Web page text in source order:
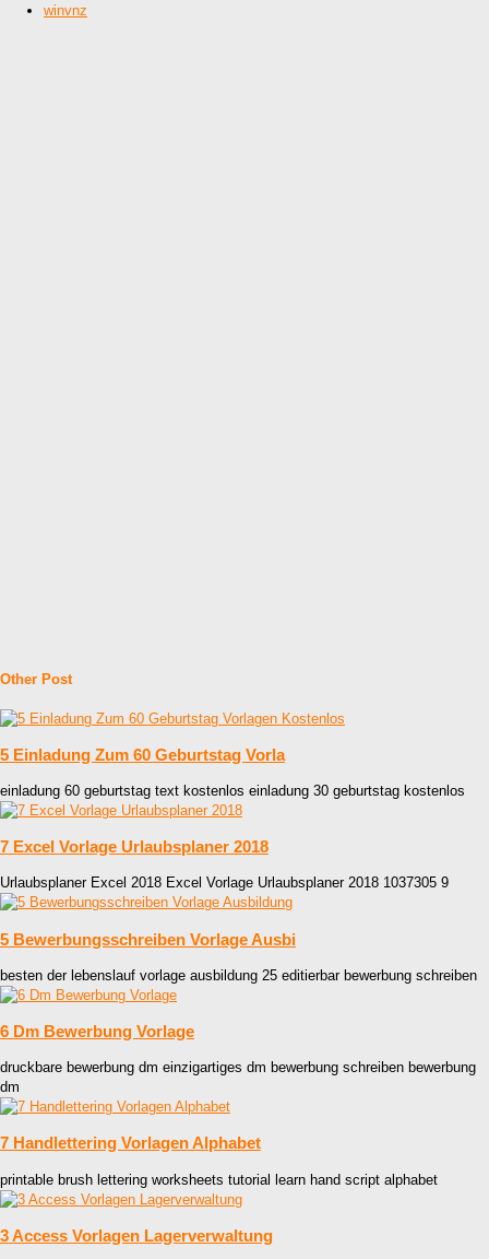
winvnz
Other Post
5 Einladung Zum 60 Geburtstag Vorla
einladung 60 geburtstag text kostenlos einladung 30 geburtstag kostenlos
7 Excel Vorlage Urlaubsplaner 2018
Urlaubsplaner Excel 2018 Excel Vorlage Urlaubsplaner 2018 1037305 9
5 Bewerbungsschreiben Vorlage Ausbi
besten der lebenslauf vorlage ausbildung 25 editierbar bewerbung schreiben
6 Dm Bewerbung Vorlage
druckbare bewerbung dm einzigartiges dm bewerbung schreiben bewerbung
dm
7 Handlettering Vorlagen Alphabet
printable brush lettering worksheets tutorial learn hand script alphabet
3 Access Vorlagen Lagerverwaltung